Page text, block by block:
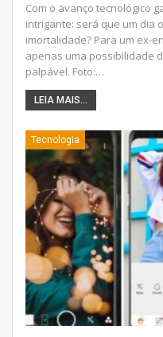
Com o avanço tecnológico
intrigante: será que um dia
imortalidade? Para um ex-
apenas uma possibilidade
palpável. Foto:…
LEIA MAIS...
Tecnologia